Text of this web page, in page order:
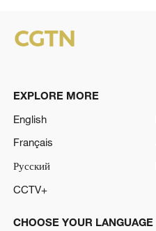
EXPLORE MORE
English
Français
Русский
CCTV+
CHOOSE YOUR LANGUAGE